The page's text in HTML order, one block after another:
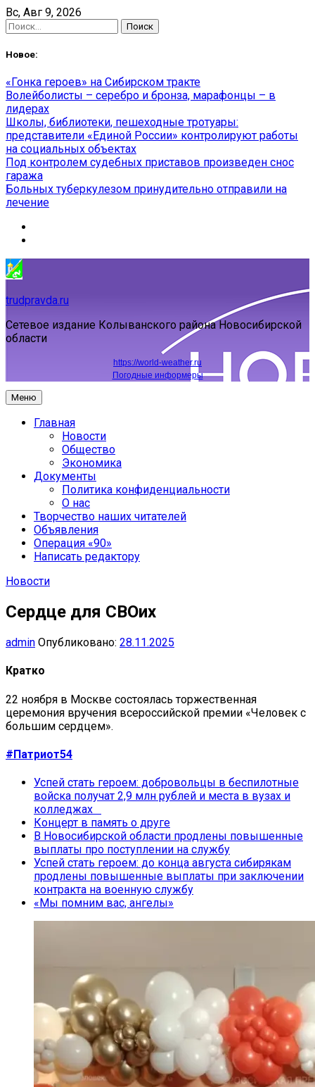
Skip
to
content
Вс, Авг 9, 2026
Найти:
Новое:
«Гонка героев» на Сибирском тракте
Волейболисты – серебро и бронза, марафонцы – в
лидерах
Школы, библиотеки, пешеходные тротуары:
представители «Единой России» контролируют работы
на социальных объектах
Под контролем судебных приставов произведен снос
гаража
Больных туберкулезом принудительно отправили на
лечение
trudpravda.ru
Сетевое издание Колыванского района Новосибирской
области
https://world-weather.ru
Погодные информеры
Меню
Главная
Новости
Общество
Экономика
Документы
Политика конфиденциальности
О нас
Творчество наших читателей
Объявления
Операция «90»
Написать редактору
Новости
Сердце для СВОих
admin Опубликовано: 28.11.2025
Кратко
22 ноября в Москве состоялась торжественная
церемония вручения всероссийской премии «Человек с
большим сердцем».
#Патриот54
Успей стать героем: добровольцы в беспилотные
войска получат 2,9 млн рублей и места в вузах и
колледжах
Концерт в память о друге
В Новосибирской области продлены повышенные
выплаты про поступлении на службу
Успей стать героем: до конца августа сибирякам
продлены повышенные выплаты при заключении
контракта на военную службу
«Мы помним вас, ангелы»